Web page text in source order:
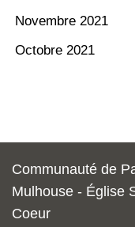
Novembre 2021
Octobre 2021
Communauté de
Mulhouse - Église
Coeur